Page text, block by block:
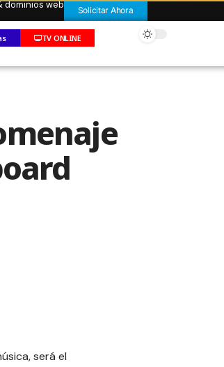
dominios web Solicitar Ahora
TV ONLINE
será el